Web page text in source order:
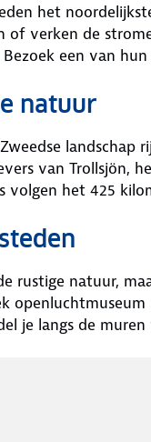
het
of verken de
een van
natuur
landschap
van
het 425
rustige natuur,
je langs de